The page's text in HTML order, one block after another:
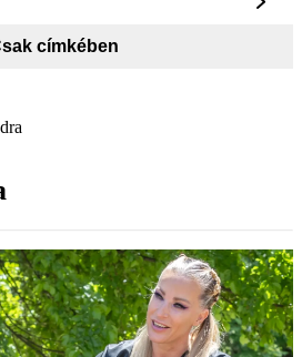
címkében